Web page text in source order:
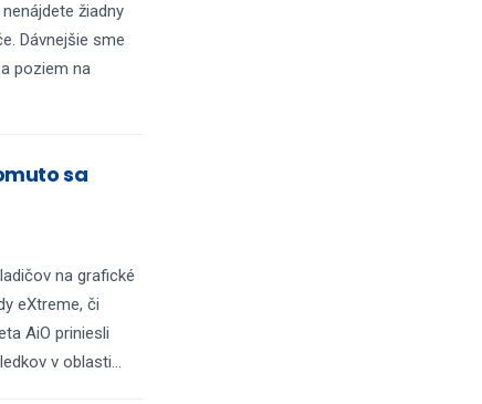
žiadny
Dávnejšie sme
poziem na
sa
na grafické
eXtreme, či
AiO priniesli
v oblasti...